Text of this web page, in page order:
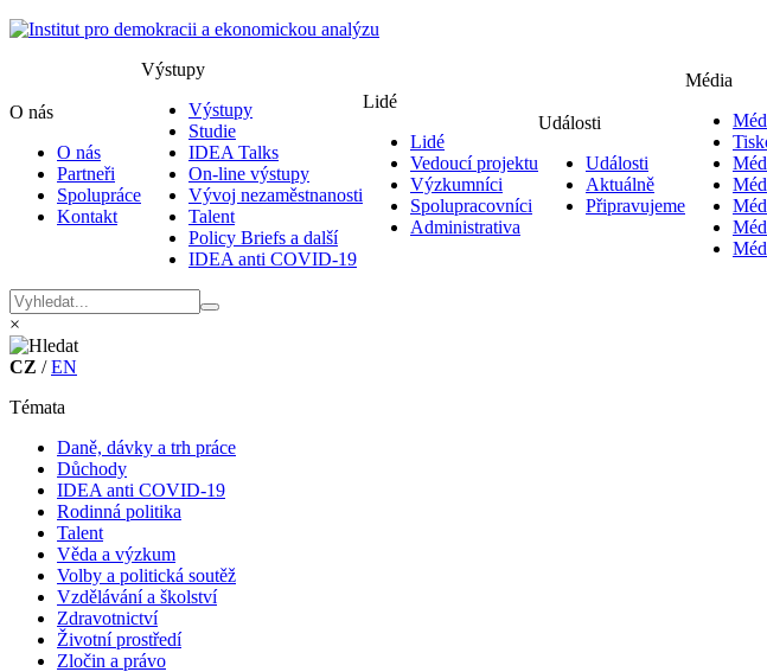
O nás
O nás
Partneři
Spolupráce
Kontakt
Výstupy
Výstupy
Studie
IDEA Talks
On-line výstupy
Vývoj nezaměstnanosti
Talent
Policy Briefs a další
IDEA anti COVID-19
Lidé
Lidé
Vedoucí projektu
Výzkumníci
Spolupracovníci
Administrativa
Události
Události
Aktuálně
Připravujeme
Média
×
CZ /EN
Témata
Daně, dávky a trh práce
Důchody
IDEA anti COVID-19
Rodinná politika
Talent
Věda a výzkum
Volby a politická soutěž
Vzdělávání a školství
Zdravotnictví
Životní prostředí
Zločin a právo